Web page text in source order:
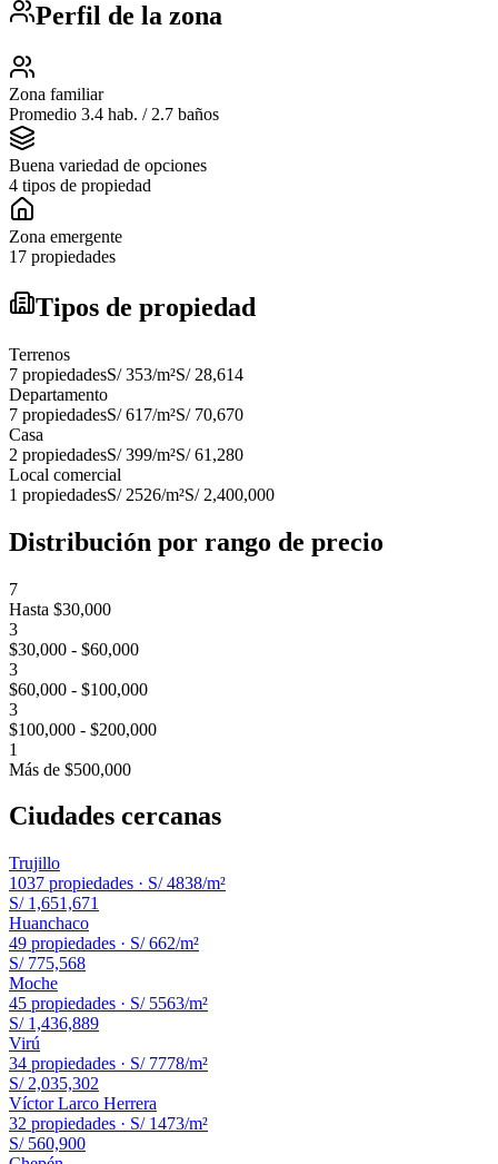
Perfil de la zona
Zona familiar
Promedio 3.4 hab. / 2.7 baños
Buena variedad de opciones
4 tipos de propiedad
Zona emergente
17 propiedades
Tipos de propiedad
Terrenos
7 propiedadesS/ 353/m²S/ 28,614
Departamento
7 propiedadesS/ 617/m²S/ 70,670
Casa
2 propiedadesS/ 399/m²S/ 61,280
Local comercial
1 propiedadesS/ 2526/m²S/ 2,400,000
Distribución por rango de precio
7
Hasta $30,000
3
$30,000 - $60,000
3
$60,000 - $100,000
3
$100,000 - $200,000
1
Más de $500,000
Ciudades cercanas
Trujillo
1037 propiedades · S/ 4838/m²
S/ 1,651,671
Huanchaco
49 propiedades · S/ 662/m²
S/ 775,568
Moche
45 propiedades · S/ 5563/m²
S/ 1,436,889
Virú
34 propiedades · S/ 7778/m²
S/ 2,035,302
Víctor Larco Herrera
32 propiedades · S/ 1473/m²
S/ 560,900